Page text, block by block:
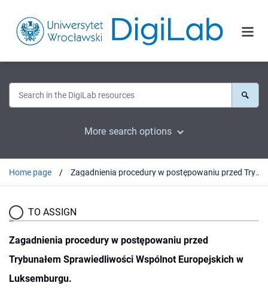
More search options
Home page Zagadnienia procedury w postępowaniu przed Trybunałem Sprawiedliwości Wspólnot Europejskich w Luksemburgu.
TO ASSIGN
Zagadnienia procedury w postępowaniu przed
Trybunałem Sprawiedliwości Wspólnot Europejskich w
Luksemburgu.